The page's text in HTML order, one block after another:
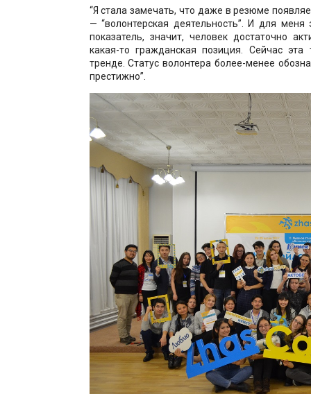
“Я стала замечать, что даже в резюме
— “волонтерская деятельность”. И для меня
показатель, значит, человек достаточно
какая-то гражданская позиция. Сейчас
тренде. Статус волонтера более-менее
престижно”.